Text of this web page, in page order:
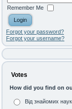
Remember Me
Forgot your password?
Forgot your username?
Votes
How did you find on
Від знайомих